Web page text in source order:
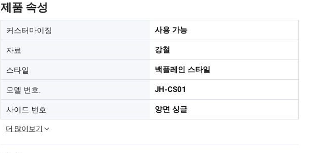
제품 속성
커스터마이징 사용 가능
자료 강철
스타일 백플레인 스타일
모델 번호. JH-CS01
사이드 번호 양면 싱글
더 많이보기